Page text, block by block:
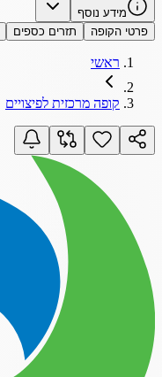
מידע נוסף
פרטי הקופה
תזרים כספים
ראשי
קופה מרכזית לפיצויים